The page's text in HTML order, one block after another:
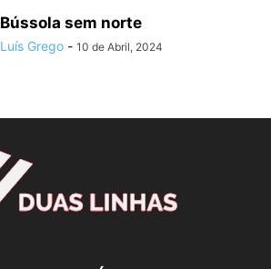
Bússola sem norte
Luís Grego - 10 de Abril, 2024